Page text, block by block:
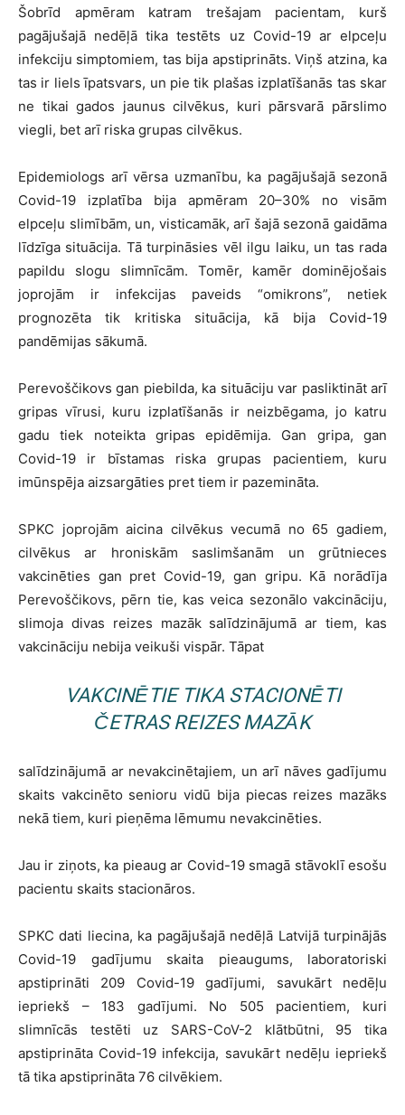
Šobrīd apmēram katram trešajam pacientam, kurš
pagājušajā nedēļā tika testēts uz Covid-19 ar elpceļu
infekciju simptomiem, tas bija apstiprināts. Viņš atzina, ka
tas ir liels īpatsvars, un pie tik plašas izplatīšanās tas skar
ne tikai gados jaunus cilvēkus, kuri pārsvarā pārslimo
viegli, bet arī riska grupas cilvēkus.
Epidemiologs arī vērsa uzmanību, ka pagājušajā sezonā
Covid-19 izplatība bija apmēram 20–30% no visām
elpceļu slimībām, un, visticamāk, arī šajā sezonā gaidāma
līdzīga situācija. Tā turpināsies vēl ilgu laiku, un tas rada
papildu slogu slimnīcām. Tomēr, kamēr dominējošais
joprojām ir infekcijas paveids “omikrons”, netiek
prognozēta tik kritiska situācija, kā bija Covid-19
pandēmijas sākumā.
Perevoščikovs gan piebilda, ka situāciju var pasliktināt arī
gripas vīrusi, kuru izplatīšanās ir neizbēgama, jo katru
gadu tiek noteikta gripas epidēmija. Gan gripa, gan
Covid-19 ir bīstamas riska grupas pacientiem, kuru
imūnspēja aizsargāties pret tiem ir pazemināta.
SPKC joprojām aicina cilvēkus vecumā no 65 gadiem,
cilvēkus ar hroniskām saslimšanām un grūtnieces
vakcinēties gan pret Covid-19, gan gripu. Kā norādīja
Perevoščikovs, pērn tie, kas veica sezonālo vakcināciju,
slimoja divas reizes mazāk salīdzinājumā ar tiem, kas
vakcināciju nebija veikuši vispār. Tāpat
VAKCINĒTIE TIKA STACIONĒTI
ČETRAS REIZES MAZĀK
salīdzinājumā ar nevakcinētajiem, un arī nāves gadījumu
skaits vakcinēto senioru vidū bija piecas reizes mazāks
nekā tiem, kuri pieņēma lēmumu nevakcinēties.
Jau ir ziņots, ka pieaug ar Covid-19 smagā stāvoklī esošu
pacientu skaits stacionāros.
SPKC dati liecina, ka pagājušajā nedēļā Latvijā turpinājās
Covid-19 gadījumu skaita pieaugums, laboratoriski
apstiprināti 209 Covid-19 gadījumi, savukārt nedēļu
iepriekš – 183 gadījumi. No 505 pacientiem, kuri
slimnīcās testēti uz SARS-CoV-2 klātbūtni, 95 tika
apstiprināta Covid-19 infekcija, savukārt nedēļu iepriekš
tā tika apstiprināta 76 cilvēkiem.